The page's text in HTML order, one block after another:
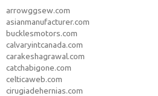
arrowggsew.com
asianmanufacturer.com
bucklesmotors.com
calvaryintcanada.com
carakeshagrawal.com
catchabigone.com
celticaweb.com
cirugiadehernias.com